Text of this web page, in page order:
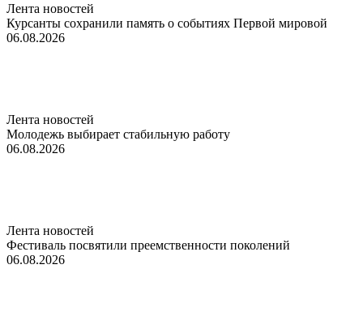
Лента новостей
Курсанты сохранили память о событиях Первой мировой
06.08.2026
Лента новостей
Молодежь выбирает стабильную работу
06.08.2026
Лента новостей
Фестиваль посвятили преемственности поколений
06.08.2026